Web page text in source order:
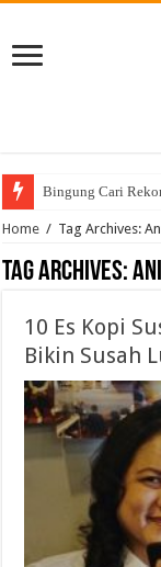
Bingung Cari
Home / Tag Archives:
Tag Archives:
10 Es Kopi
Bikin Susah